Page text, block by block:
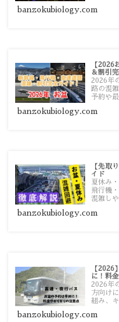
banzokubiology.com
【2026
＆割引
2026年
路の混
予約や
い移動
banzokubiology.com
【先取
イド
夏休み
飛行機
混雑し
banzokubiology.com
【2026
に！料
2026年
方向け
組み、
banzokubiology.com